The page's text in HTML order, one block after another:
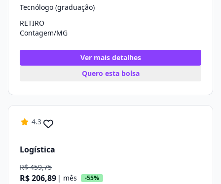
Tecnólogo (graduação)
RETIRO
Contagem/MG
Ver mais detalhes
Quero esta bolsa
4.3
Logística
R$ 459,75
R$ 206,89 | mês -55%